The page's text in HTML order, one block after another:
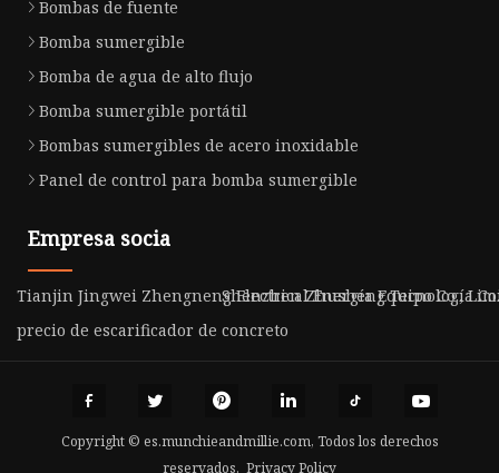
Bombas de fuente
Bomba sumergible
Bomba de agua de alto flujo
Bomba sumergible portátil
Bombas sumergibles de acero inoxidable
Panel de control para bomba sumergible
Empresa socia
Tianjin Jingwei Zhengneng Electrical Energía Equipo Co.,
Shenzhen Zhusheng Tecnología
precio de escarificador de concreto
Copyright © es.munchieandmillie.com, Todos los derechos
reservados. Privacy Policy